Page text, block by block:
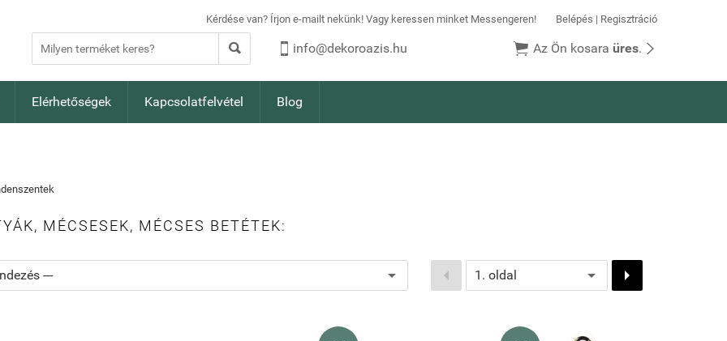
  info@dekoroazis.hu  Az Ön kosara üres. 
Kérdése van? Írjon e-mailt nekünk! Vagy keressen minket Messengeren! Belépés | Regisztráció
Elérhetőségek Kapcsolatfelvétel Blog
MÉCSESEK, MÉCSES BETÉTEK:
 